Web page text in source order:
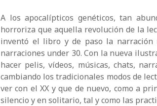
A los apocalípticos genéticos, tan
horroriza que aquella revolución de la
inventó el libro y de paso la narración
narraciones under 30. Con la nueva
hacer pelis, vídeos, músicas, chats,
cambiando los tradicionales modos de
ver con el XX y que de nuevo, como a
silencio y en solitario, tal y como las